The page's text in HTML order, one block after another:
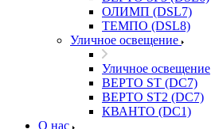
ОЛИМП (DSL7)
ТЕМПО (DSL8)
Уличное освещение
Уличное освещение
ВЕРТО ST (DC7)
ВЕРТО ST2 (DC7)
КВАНТО (DC1)
О нас